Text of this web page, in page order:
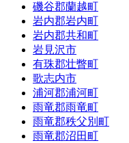
磯谷郡蘭越町
岩内郡岩内町
岩内郡共和町
岩見沢市
有珠郡壮瞥町
歌志内市
浦河郡浦河町
雨竜郡雨竜町
雨竜郡秩父別町
雨竜郡沼田町